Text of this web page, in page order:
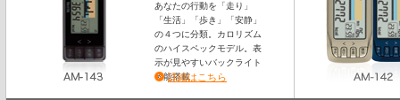
あなたの行動を「走り」
「生活」「歩き」「安静」
の４つに分類。カロリズム
のハイスペックモデル。表
示が見やすいバックライト
機能搭載
詳細はこちら